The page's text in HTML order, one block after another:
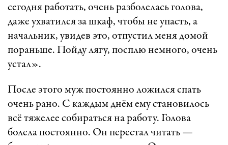
сегодня работать, очень разболелась голова,
даже ухватился за шкаф, чтобы не упасть, а
начальник, увидев это, отпустил меня домой
пораньше. Пойду лягу, посплю немного, очень
устал».
После этого муж постоянно ложился спать
очень рано. С каждым днём ему становилось
всё тяжелее собираться на работу. Голова
болела постоянно. Он перестал читать —